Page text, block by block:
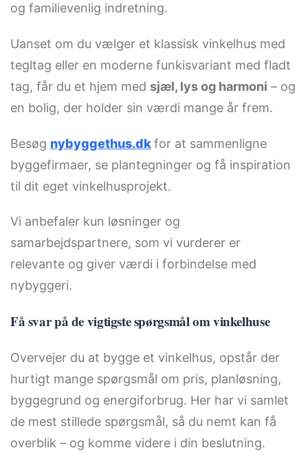
og familievenlig indretning.
Uanset om du vælger et klassisk vinkelhus med
tegltag eller en moderne funkisvariant med fladt
tag, får du et hjem med sjæl, lys og harmoni – og
en bolig, der holder sin værdi mange år frem.
Besøg nybyggethus.dkfor at sammenligne
byggefirmaer, se plantegninger og få inspiration
til dit eget vinkelhusprojekt.
Vi anbefaler kun løsninger og
samarbejdspartnere, som vi vurderer er
relevante og giver værdi i forbindelse med
nybyggeri.
Få svar på de vigtigste spørgsmål om vinkelhuse
Overvejer du at bygge et vinkelhus, opstår der
hurtigt mange spørgsmål om pris, planløsning,
byggegrund og energiforbrug. Her har vi samlet
de mest stillede spørgsmål, så du nemt kan få
overblik – og komme videre i din beslutning.